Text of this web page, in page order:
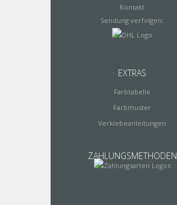
Kontakt
Sendung verfolgen:
EXTRAS
Farbtabelle
Farbmuster
Verklebeanleitungen
ZAHLUNGSMETHODEN